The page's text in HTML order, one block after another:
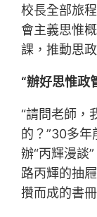
校長全部旅
會主義思惟
課，推動思
“辦好思惟政
“請問老師，
的？”30多年
辦“丙輝漫談
路丙輝的抽
攢而成的書冊